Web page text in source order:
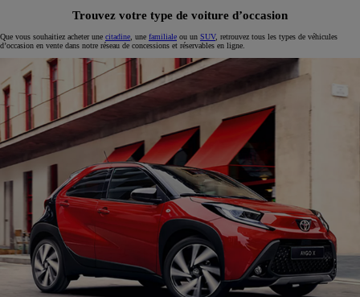
Trouvez votre type de voiture d’occasion
Que vous souhaitiez acheter une citadine , une familiale ou un SUV, retrouvez tous les types de véhicules
d’occasion en vente dans notre réseau de concessions et réservables en ligne.